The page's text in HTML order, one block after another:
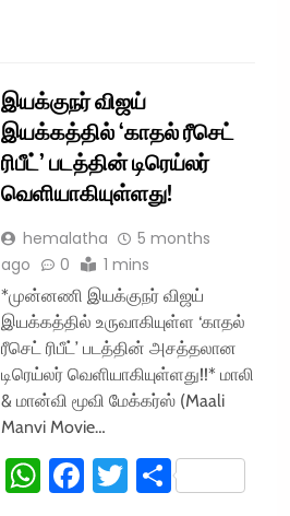
இயக்குநர் விஜய்
இயக்கத்தில் ‘காதல் ரீசெட்
ரிபீட்’ படத்தின் டிரெய்லர்
வெளியாகியுள்ளது!
hemalatha
5 months
ago
0 1 mins
*முன்னணி இயக்குநர் விஜய்
இயக்கத்தில் உருவாகியுள்ள ‘காதல்
ரீசெட் ரிபீட்’ படத்தின் அசத்தலான
டிரெய்லர் வெளியாகியுள்ளது!!* மாலி
& மான்வி மூவி மேக்கர்ஸ் (Maali
Manvi Movie…
WhatsApp
Facebook
TwitterShare